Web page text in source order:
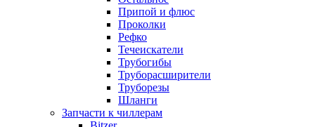
Припой и флюс
Проколки
Рефко
Течеискатели
Трубогибы
Труборасширители
Труборезы
Шланги
Запчасти к чиллерам